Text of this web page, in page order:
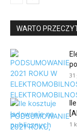
WARTO
31
1